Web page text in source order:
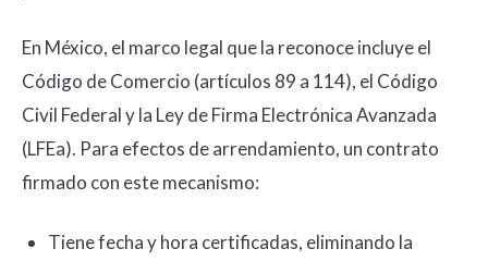
En México, el marco legal que la reconoce incluye el
Código de Comercio (artículos 89 a 114), el Código
Civil Federal y la Ley de Firma Electrónica Avanzada
(LFEa). Para efectos de arrendamiento, un contrato
firmado con este mecanismo:
Tiene fecha y hora certificadas, eliminando la